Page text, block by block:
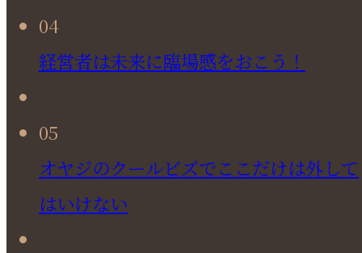
04
経営者は未来に臨場感をおこう！
05
オヤジのクールビズでここだけは外して
はいけない